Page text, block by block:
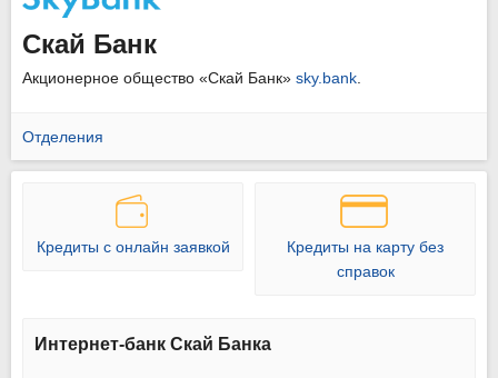
Скай Банк
Акционерное общество «Скай Банк» sky.bank
Отделения
Кредиты с онлайн заявкой
Кредиты на карту без
справок
Интернет-банк Скай Банка